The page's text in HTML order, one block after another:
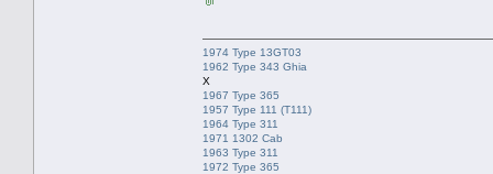
1974 Type 13GT03
1962 Type 343 Ghia
X
1967 Type 365
1957 Type 111 (T111)
1964 Type 311
1971 1302 Cab
1963 Type 311
1972 Type 365